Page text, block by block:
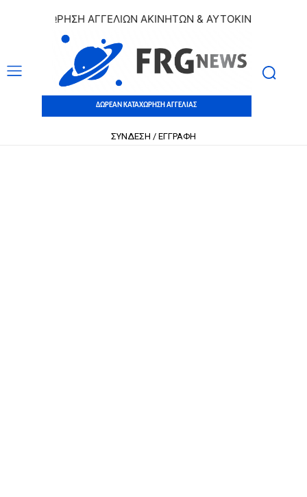
ΑΓΓΕΛΙΩΝ ΑΚΙΝΗΤΩΝ & ΑΥΤΟΚΙΝΗΤΩΝ |
ΔΩΡΕΑΝ ΚΑΤΑΧΩΡΗΣΗ ΑΓΓΕΛΙΑΣ
ΣΥΝΔΕΣΗ / ΕΓΓΡΑΦΗ